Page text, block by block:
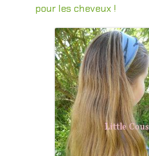
pour les cheveux !